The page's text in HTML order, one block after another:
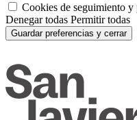
Cookies de seguimiento y
Denegar todas Permitir todas
Guardar preferencias y cerrar